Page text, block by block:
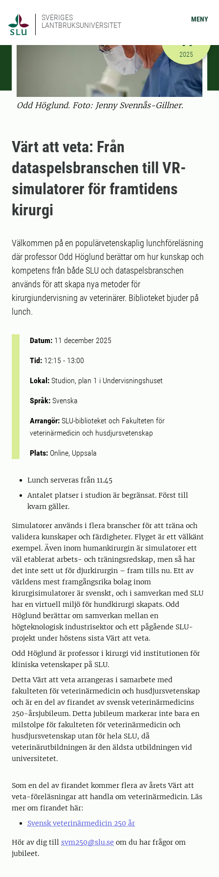
SVERIGES
LANTBRUKSUNIVERSITET
MENY
Odd Höglund. Foto: Jenny Svennås-Gillner.
2025-12-
11
2025
Värt att veta: Från
dataspelsbranschen till VR-
simulatorer för framtidens
kirurgi
Välkommen på en populärvetenskaplig lunchföreläsning
där professor Odd Höglund berättar om hur kunskap och
kompetens från både SLU och dataspelsbranschen
används för att skapa nya metoder för
kirurgiundervisning av veterinärer. Biblioteket bjuder på
lunch.
Datum: 11 december 2025
Tid: 12:15 - 13:00
Lokal: Studion, plan 1 i Undervisningshuset
Språk: Svenska
Arrangör: SLU-biblioteket och Fakulteten för
veterinärmedicin och husdjursvetenskap
Plats: Online, Uppsala
Lunch serveras från 11.45
Antalet platser i studion är begränsat. Först till
kvarn gäller.
Simulatorer används i flera branscher för att träna och
validera kunskaper och färdigheter. Flyget är ett välkänt
exempel. Även inom humankirurgin är simulatorer ett
väl etablerat arbets- och träningsredskap, men så har
det inte sett ut för djurkirurgin – fram tills nu. Ett av
världens mest framgångsrika bolag inom
kirurgisimulatorer är svenskt, och i samverkan med SLU
har en virtuell miljö för hundkirurgi skapats. Odd
Höglund berättar om samverkan mellan en
högteknologisk industrisektor och ett pågående SLU-
projekt under höstens sista Värt att veta.
Odd Höglund är professor i kirurgi vid institutionen för
kliniska vetenskaper på SLU.
Detta Värt att veta arrangeras i samarbete med
fakulteten för veterinärmedicin och husdjursvetenskap
och är en del av firandet av svensk veterinärmedicins
250-årsjubileum. Detta jubileum markerar inte bara en
milstolpe för fakulteten för veterinärmedicin och
husdjursvetenskap utan för hela SLU, då
veterinärutbildningen är den äldsta utbildningen vid
universitetet.
Som en del av firandet kommer flera av årets Värt att
veta-föreläsningar att handla om veterinärmedicin. Läs
mer om firandet här:
Svensk veterinärmedicin 250 år
Hör av dig till svm250@slu.se om du har frågor om
jubileet.